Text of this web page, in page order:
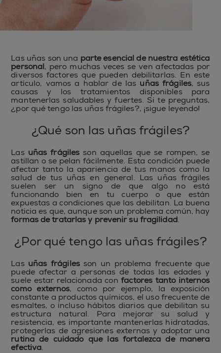
Las uñas son una parte esencial de nuestra estética
personal, pero muchas veces se ven afectadas por
diversos factores que pueden debilitarlas. En este
artículo, vamos a hablar de las uñas frágiles, sus
causas y los tratamientos disponibles para
mantenerlas saludables y fuertes. Si te preguntas,
¿por qué tengo las uñas frágiles?, ¡sigue leyendo!
¿Qué son las uñas frágiles?
Las uñas frágiles son aquellas que se rompen, se
astillan o se pelan fácilmente. Esta condición puede
afectar tanto la apariencia de tus manos como la
salud de tus uñas en general. Las uñas frágiles
suelen ser un signo de que algo no está
funcionando bien en tu cuerpo o que están
expuestas a condiciones que las debilitan. La buena
noticia es que, aunque son un problema común, hay
formas de tratarlas y prevenir su fragilidad.
¿Por qué tengo las uñas frágiles?
Las uñas frágilesson un problema frecuente que
puede afectar a personas de todas las edades y
suele estar relacionada confactores tanto internos
como externos, como por ejemplo, la exposición
constante a productos químicos, el uso frecuente de
esmaltes, o incluso hábitos diarios que debilitan su
estructura natural. Para mejorar su salud y
resistencia, es importante mantenerlas hidratadas,
protegerlas de agresiones externas y adoptar una
rutina de cuidado que las fortalezca de manera
efectiva.